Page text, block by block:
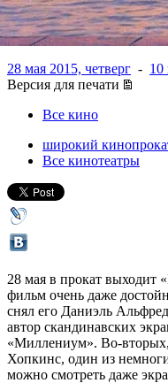
пивовара
28 мая 2015, четверг - 10
Версия для печати
Все кино
широкий
Все кинотеатры
28 мая в прокат
фильм очень даже
снял его Даниэль
автор скандинавских
«Миллениум». Во-
Хопкинс, один из
можно смотреть даже